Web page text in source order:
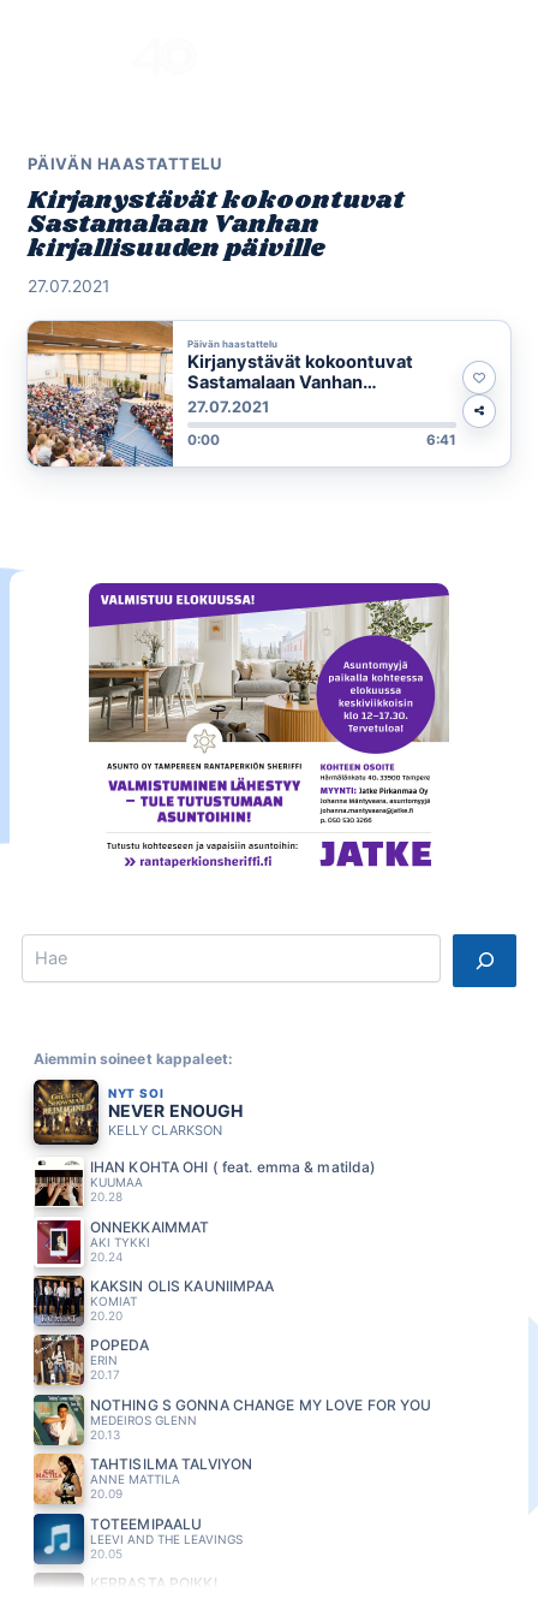
PÄIVÄN HAASTATTELU
Kirjanystävät kokoontuvat
Sastamalaan Vanhan
kirjallisuuden päiville
27.07.2021
Päivän haastattelu
Kirjanystävät kokoontuvat
Sastamalaan Vanhan
kirjallisuuden päiville
27.07.2021
0:00 6:41
Search
Aiemmin soineet kappaleet:
NYT SOI
NEVER ENOUGH
KELLY CLARKSON
IHAN KOHTA OHI ( feat. emma & matilda)
KUUMAA
20.28
ONNEKKAIMMAT
AKI TYKKI
20.24
KAKSIN OLIS KAUNIIMPAA
KOMIAT
20.20
POPEDA
ERIN
20.17
NOTHING S GONNA CHANGE MY LOVE FOR YOU
MEDEIROS GLENN
20.13
TAHTISILMA TALVIYON
ANNE MATTILA
20.09
TOTEEMIPAALU
LEEVI AND THE LEAVINGS
20.05
KERRASTA POIKKI